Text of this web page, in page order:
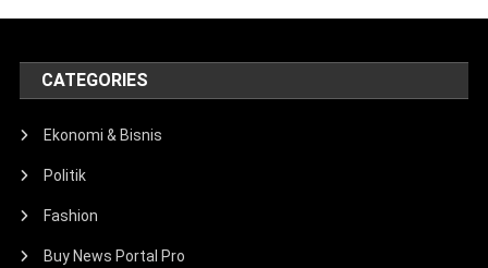
CATEGORIES
Ekonomi & Bisnis
Politik
Fashion
Buy News Portal Pro